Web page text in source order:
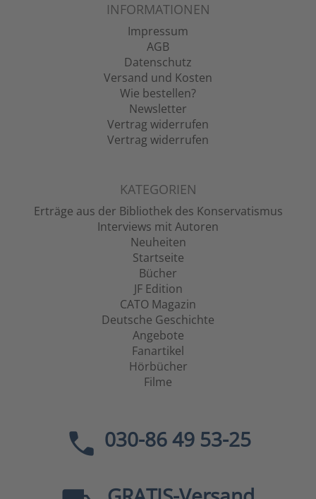
INFORMATIONEN
Impressum
AGB
Datenschutz
Versand und Kosten
Wie bestellen?
Newsletter
Vertrag widerrufen
Vertrag widerrufen
KATEGORIEN
Erträge aus der Bibliothek des Konservatismus
Interviews mit Autoren
Neuheiten
Startseite
Bücher
JF Edition
CATO Magazin
Deutsche Geschichte
Angebote
Fanartikel
Hörbücher
Filme
030-86 49 53-25